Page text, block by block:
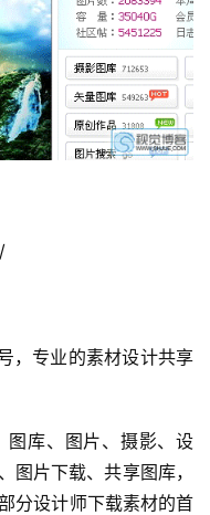
，专业的素材设计共享
图库、图片、摄影、设
图片下载、共享图库，
分设计师下载素材的首